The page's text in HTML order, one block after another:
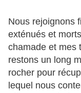
Nous rejoignons
exténués et
chamade et mes
restons un long
rocher pour
lequel nous